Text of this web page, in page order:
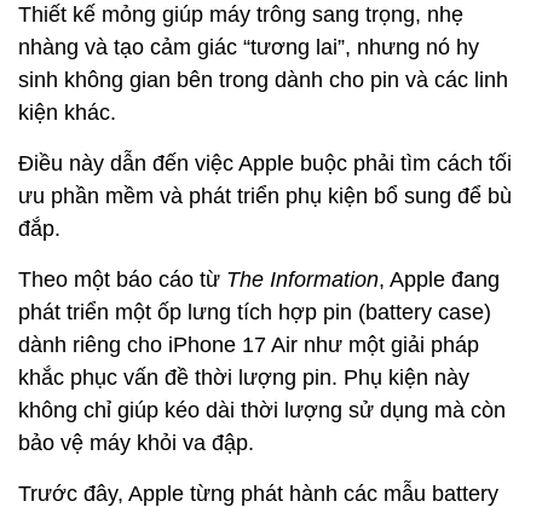
Thiết kế mỏng giúp máy trông sang trọng, nhẹ
nhàng và tạo cảm giác “tương lai”, nhưng nó hy
sinh không gian bên trong dành cho pin và các linh
kiện khác.
Điều này dẫn đến việc Apple buộc phải tìm cách tối
ưu phần mềm và phát triển phụ kiện bổ sung để bù
đắp.
Theo một báo cáo từ The Information, Apple đang
phát triển một ốp lưng tích hợp pin (battery case)
dành riêng cho iPhone 17 Air như một giải pháp
khắc phục vấn đề thời lượng pin. Phụ kiện này
không chỉ giúp kéo dài thời lượng sử dụng mà còn
bảo vệ máy khỏi va đập.
Trước đây, Apple từng phát hành các mẫu battery